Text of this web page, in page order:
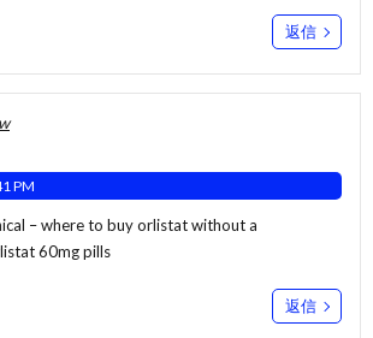
返信
PM
–where to buy orlistat without a
60mg pills
返信